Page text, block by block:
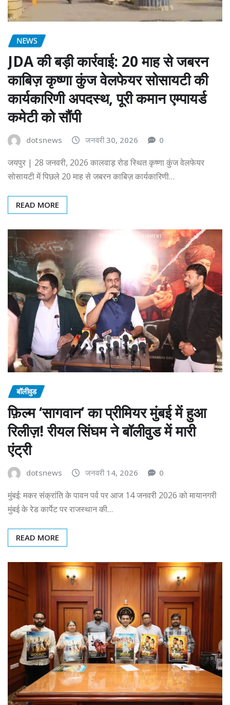
NEWS
JDA की बड़ी कार्रवाई: 20 माह से जबरन
काबिज़ कृष्णा कुंज वेलफेयर सोसायटी की
कार्यकारिणी अपदस्थ, पूरी कमान एम्पायर्ड
कमेटी को सौंपी
dotsnews जनवरी 30, 2026 0
जयपुर | 28 जनवरी, 2026 कालवाड़ रोड स्थित कृष्णा कुंज वेलफेयर
सोसायटी में पिछले 20 माह से जबरन काबिज़ कार्यकारिणी…
READ MORE
बॉलीवुड
फ़िल्म ‘सागवान’ का प्रीमियर मुंबई में हुआ
रिलीज़! रीयल सिंघम ने बॉलीवुड में मारी
एंट्री
dotsnews जनवरी 14, 2026 0
मुंबई: मकर संक्रांति के पावन पर्व पर आज 14 जनवरी 2026 को मायानगरी
मुंबई के रेड कार्पेट पर राजस्थान की…
READ MORE